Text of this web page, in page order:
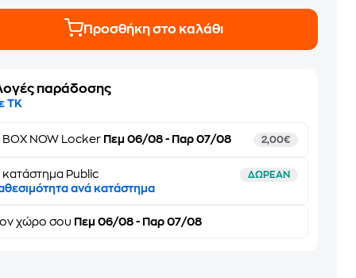
Προσθήκη στο καλάθι
παράδοσης
ΤΚ
BOX NOW Locker Πεμ 06/08 - Παρ 07/08 2,00€
κατάστημα Public ΔΩΡΕΑΝ
ανά κατάστημα
χώρο σου Πεμ 06/08 - Παρ 07/08